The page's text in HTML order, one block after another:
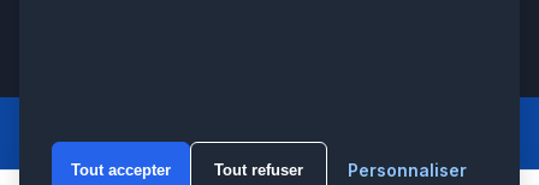
LCM
Tout accepter Tout refuser Personnaliser